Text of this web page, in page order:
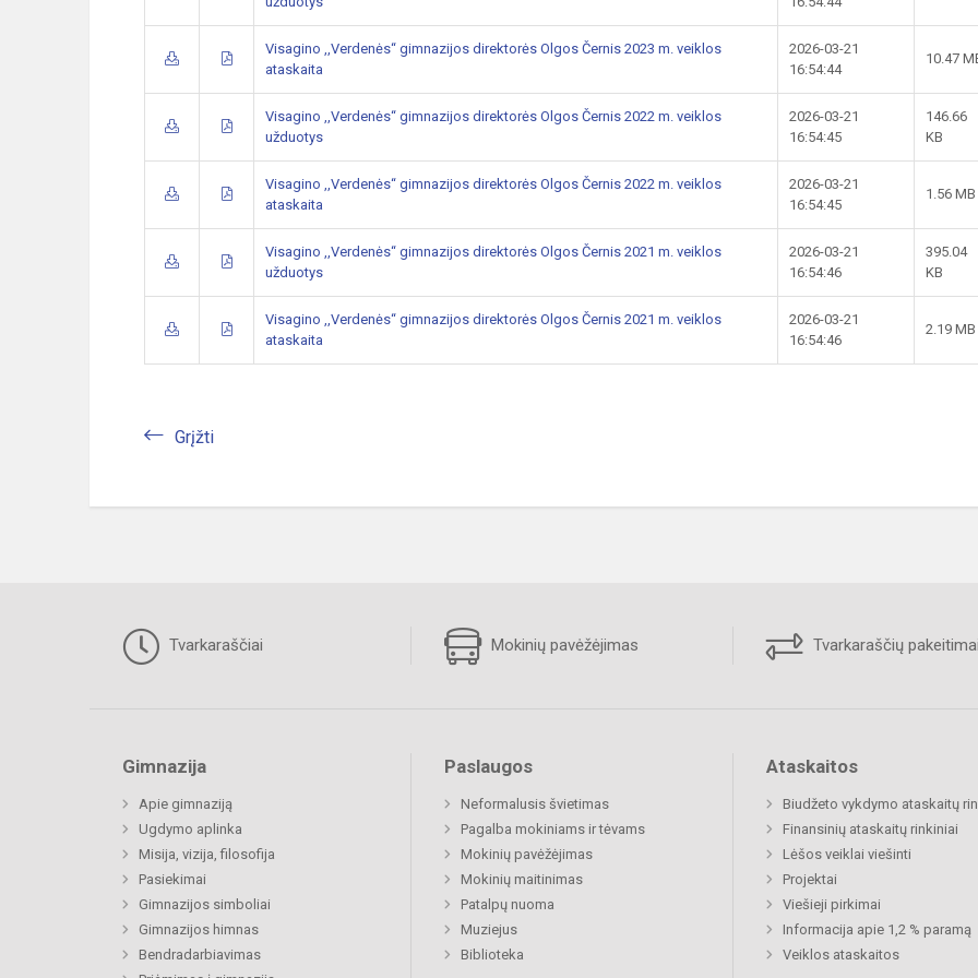
Visagino ,,Verdenės“ gimnazijos direktorės Olgos Černis 2023 m. veiklos
ataskaita
2026-03-21
16:54:44
10.47
Visagino ,,Verdenės“ gimnazijos direktorės Olgos Černis 2022 m. veiklos
užduotys
2026-03-21
16:54:45
146.66
KB
Visagino ,,Verdenės“ gimnazijos direktorės Olgos Černis 2022 m. veiklos
ataskaita
2026-03-21
16:54:45
1.56 MB
Visagino ,,Verdenės“ gimnazijos direktorės Olgos Černis 2021 m. veiklos
užduotys
2026-03-21
16:54:46
395.04
KB
Visagino ,,Verdenės“ gimnazijos direktorės Olgos Černis 2021 m. veiklos
ataskaita
2026-03-21
16:54:46
2.19 MB
Grįžti
Tvarkaraščiai Mokinių pavėžėjimas Tvarkaraščių
Gimnazija
Apie gimnaziją
Ugdymo aplinka
Misija, vizija, filosofija
Pasiekimai
Gimnazijos simboliai
Gimnazijos himnas
Bendradarbiavimas
Paslaugos
Neformalusis švietimas
Pagalba mokiniams ir tėvams
Mokinių pavėžėjimas
Mokinių maitinimas
Patalpų nuoma
Muziejus
Biblioteka
Ataskaitos
Biudžeto vykdymo ataskaitų
Finansinių ataskaitų rinkiniai
Lėšos veiklai viešinti
Projektai
Viešieji pirkimai
Informacija apie 1,2 % paramą
Veiklos ataskaitos